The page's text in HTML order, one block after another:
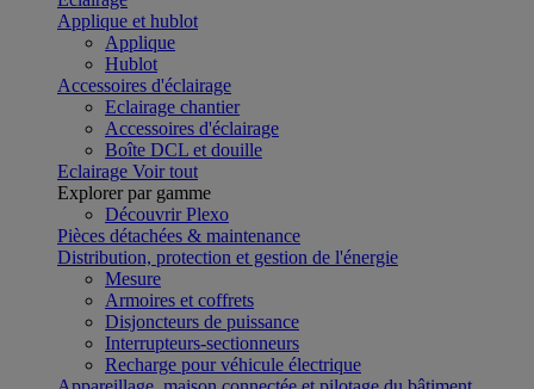
Applique et hublot
Applique
Hublot
Accessoires d'éclairage
Eclairage chantier
Accessoires d'éclairage
Boîte DCL et douille
Eclairage Voir tout
Explorer par gamme
Découvrir Plexo
Pièces détachées & maintenance
Distribution, protection et gestion de l'énergie
Mesure
Armoires et coffrets
Disjoncteurs de puissance
Interrupteurs-sectionneurs
Recharge pour véhicule électrique